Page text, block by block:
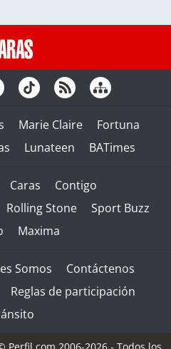
Marie Claire
Fortuna
Lunateen BATimes
Caras
Contigo
Rolling Stone
Sport Buzz
Maxima
Somos
Contáctenos
Reglas de participación
Perfil.com 2006-2026 - Todos los